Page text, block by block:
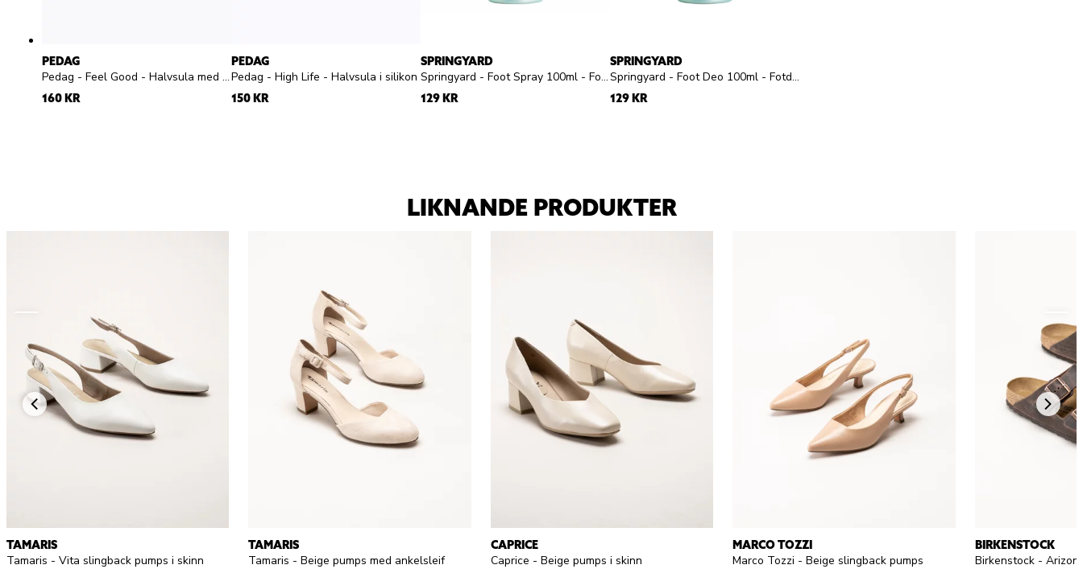
PEDAG
Pedag - Feel Good - Halvsula med pelotte silikon
160 KR
PEDAG
Pedag - High Life - Halvsula i silikon
150 KR
SPRINGYARD
Springyard - Foot Spray 100ml - Fotspray
129 KR
SPRINGYARD
Springyard - Foot Deo 100ml - Fotdeo spray
129 KR
LIKNANDE PRODUKTER
TAMARIS
Tamaris - Vita slingback pumps i skinn
TAMARIS
Tamaris - Beige pumps med ankelsleif
CAPRICE
Caprice - Beige pumps i skinn
MARCO TOZZI
Marco Tozzi - Beige slingback pumps
BIRKENSTOCK